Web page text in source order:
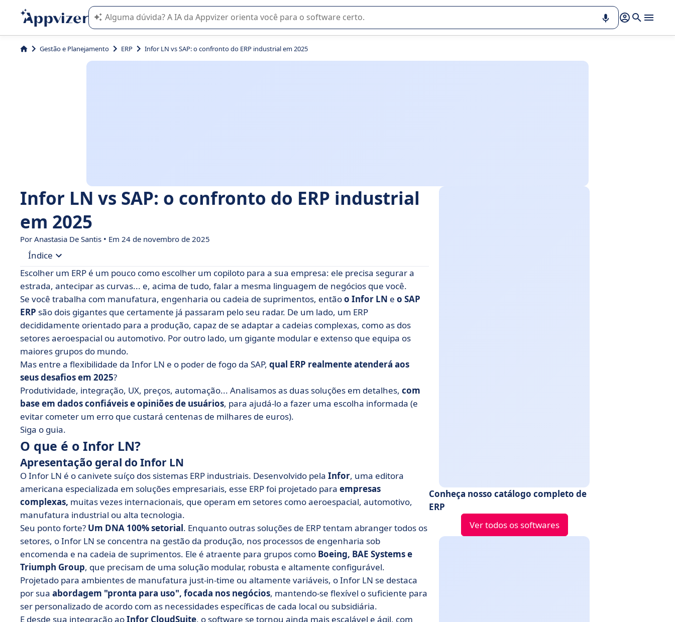
A IA do Appvizer o orienta no uso ou na seleção de software SaaS para sua empresa.
Gestão e Planejamento ERP Infor LN vs SAP: o confronto do ERP industrial em 2025
Infor LN vs SAP: o confronto do ERP industrial
em 2025
Por Anastasia De Santis • Em 24 de novembro de 2025
Índice
• O que é o Infor LN?
• O que é SAP?
• Infor LN vs SAP: compare as funcionalidades
• Infor LN vs SAP: compare preços
• Infor LN vs SAP: qual interface é mais intuitiva?
• Infor LN vs SAP: compare as integrações
• Quando escolher Infor LN ou SAP?
• Pontos principais da batalha entre Infor LN e SAP
• FAQ sobre Infor LN vs SAP
Escolher um ERP é um pouco como escolher um copiloto para a sua empresa: ele precisa segurar a
estrada, antecipar as curvas... e, acima de tudo, falar a mesma linguagem de negócios que você.
Se você trabalha com manufatura, engenharia ou cadeia de suprimentos, entãoo Infor LN e o SAP
ERP são dois gigantes que certamente já passaram pelo seu radar. De um lado, um ERP
decididamente orientado para a produção, capaz de se adaptar a cadeias complexas, como as dos
setores aeroespacial ou automotivo. Por outro lado, um gigante modular e extenso que equipa os
maiores grupos do mundo.
Mas entre a flexibilidade da Infor LN e o poder de fogo da SAP, qual ERP realmente atenderá aos
seus desafios em 2025?
Produtividade, integração, UX, preços, automação... Analisamos as duas soluções em detalhes, com
base em dados confiáveis e opiniões de usuários, para ajudá-lo a fazer uma escolha informada (e
evitar cometer um erro que custará centenas de milhares de euros).
Siga o guia.
O que é o Infor LN?
Apresentação geral do Infor LN
O Infor LN é o canivete suíço dos sistemas ERP industriais. Desenvolvido pela Infor, uma editora
americana especializada em soluções empresariais, esse ERP foi projetado para empresas
complexas, muitas vezes internacionais, que operam em setores como aeroespacial, automotivo,
manufatura industrial ou alta tecnologia.
Seu ponto forte? Um DNA 100% setorial. Enquanto outras soluções de ERP tentam abranger todos os
setores, o Infor LN se concentra na gestão da produção, nos processos de engenharia sob
encomenda e na cadeia de suprimentos. Ele é atraente para grupos como Boeing, BAE Systems e
Triumph Group, que precisam de uma solução modular, robusta e altamente configurável.
Projetado para ambientes de manufatura just-in-time ou altamente variáveis, o Infor LN se destaca
por sua abordagem "pronta para uso", focada nos negócios, mantendo-se flexível o suficiente para
ser personalizado de acordo com as necessidades específicas de cada local ou subsidiária.
E desde sua integração aoInfor CloudSuite, o software se tornou ainda mais escalável e ágil, com
Conheça nosso catálogo completo de
ERP
Ver todos os softwares